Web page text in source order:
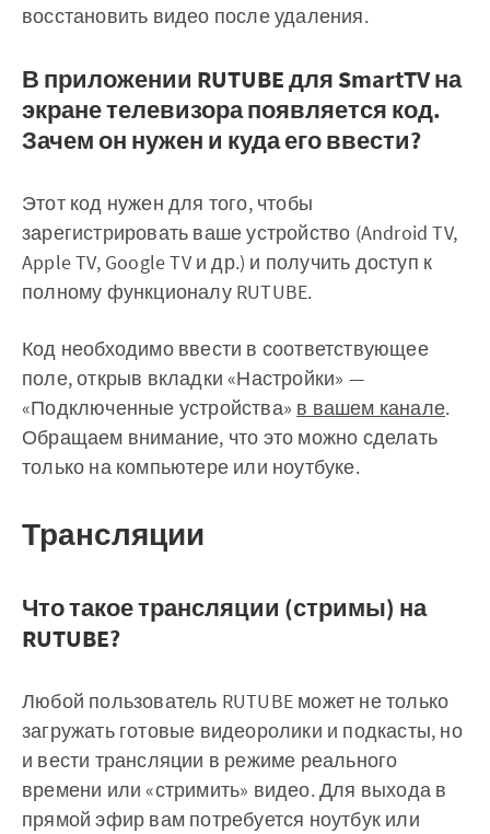
восстановить видео после удаления.
В приложении RUTUBE для SmartTV на
экране телевизора появляется код.
Зачем он нужен и куда его ввести?
Этот код нужен для того, чтобы
зарегистрировать ваше устройство (Android TV,
Apple TV, Google TV и др.) и получить доступ к
полному функционалу RUTUBE.
Код необходимо ввести в соответствующее
поле, открыв вкладки «Настройки» —
«Подключенные устройства» в вашем канале.
Обращаем внимание, что это можно сделать
только на компьютере или ноутбуке.
Трансляции
Что такое трансляции (стримы) на
RUTUBE?
Любой пользователь RUTUBE может не только
загружать готовые видеоролики и подкасты, но
и вести трансляции в режиме реального
времени или «стримить» видео. Для выхода в
прямой эфир вам потребуется ноутбук или